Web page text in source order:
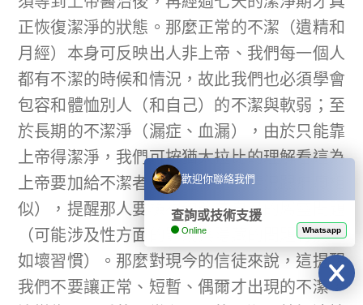
正恢復潔淨的狀態。那麼正常的不潔（遺精和
月經）本身可反映出人非上帝、我們每一個人
都有不潔的時候和情況，故此我們也必須學會
包容和體恤別人（和自己）的不潔與軟弱；至
於長期的不潔淨（漏症、血漏），由於只能靠
上帝得潔淨，我們可按猶太拉比的理解看這為
上帝要加給不潔者的一種標記（情況跟痲瘋相
似），提醒那人要檢視和改善自己的屬靈問題
（可能涉及性方面的罪或與隱藏的問題有關，
如壞習慣）。那麼對現今的信徒來說，這提醒
我們不要讓正常、短暫、偶爾才出現的不潔，
歡迎你聯絡我們
查詢或技術支援
Online Whatsapp